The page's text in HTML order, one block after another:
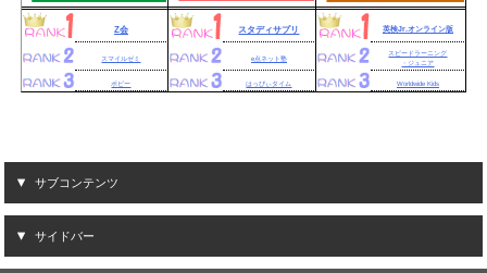
Z会 スタディサプリ 英検Jr.オンライン版
スマイルゼミ e点ネット塾
スピードラーニング
・ジュニア
ポピー はっぴぃタイム Worldwide Kids
サブコンテンツ
サイドバー